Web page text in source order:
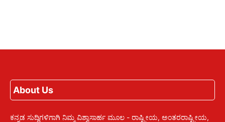
About Us
ಕನ್ನಡ ಸುದ್ದಿಗಳಿಗಾಗಿ ನಿಮ್ಮ ವಿಶ್ವಾಸಾರ್ಹ ಮೂಲ - ರಾಷ್ಟ್ರೀಯ, ಅಂತರರಾಷ್ಟ್ರೀಯ,